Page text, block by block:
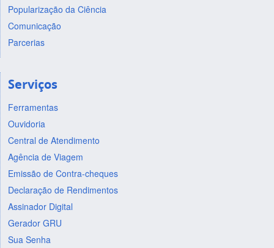
Popularização da Ciência
Comunicação
Parcerias
Serviços
Ferramentas
Ouvidoria
Central de Atendimento
Agência de Viagem
Emissão de Contra-cheques
Declaração de Rendimentos
Assinador Digital
Gerador GRU
Sua Senha